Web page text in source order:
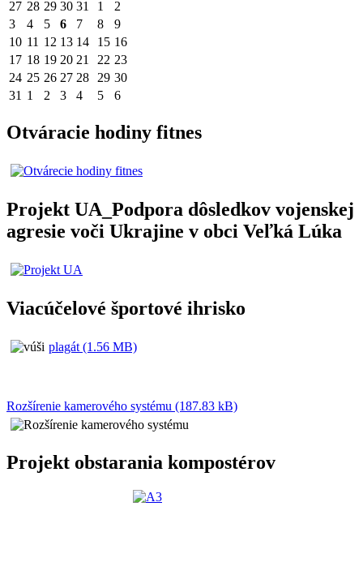
27 28 29 30 31 1
2
3
4 5 6 7 8
9
10 11 12 13 14 15 16
17 18 19 20 21 22 23
24 25 26 27 28 29 30
31 1 2 3 4 5 6
Otváracie hodiny fitnes
Projekt UA_Podpora dôsledkov vojenskej
agresie voči Ukrajine v obci Veľká Lúka
Viacúčelové športové ihrisko
plagát (1.56 MB)
Rozšírenie kamerového systému (187.83 kB)
Projekt obstarania kompostérov